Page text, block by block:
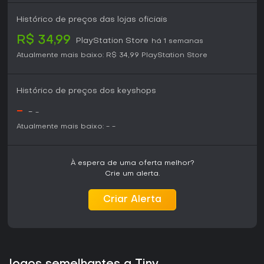
cenários realistas pode não encontrar tanto conteúdo para
Histórico de preços das lojas oficiais
R$ 34,99 PlayStation Store
há 1 semanas
Atualmente mais baixo: R$ 34,99 PlayStation Store
Histórico de preços dos keyshops
- - -
Atualmente mais baixo: - -
À espera de uma oferta melhor?
Crie um alerta.
Criar Alerta